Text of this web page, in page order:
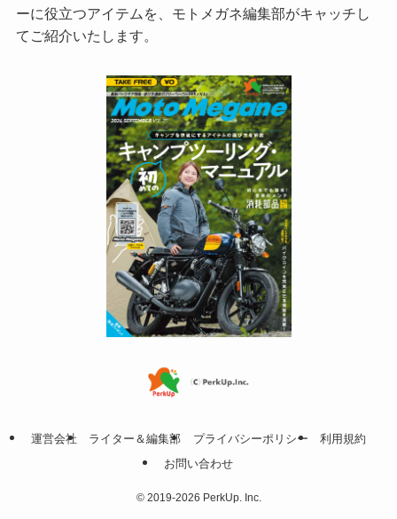
ーに役立つアイテムを、モトメガネ編集部がキャッチし
てご紹介いたします。
運営会社 ライター＆編集部 プライバシーポリシー
利用規約
お問い合わせ
©2019-2026 PerkUp. Inc.